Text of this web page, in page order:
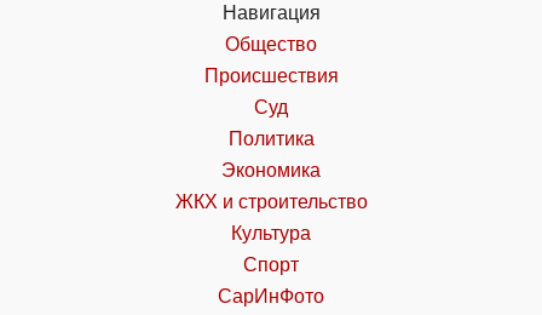
Навигация
Общество
Происшествия
Суд
Политика
Экономика
ЖКХ и строительство
Культура
Спорт
СарИнФото